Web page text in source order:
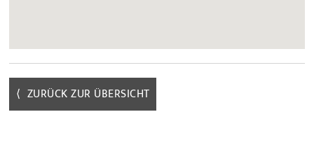
⟨ ZURÜCK ZUR ÜBERSICHT